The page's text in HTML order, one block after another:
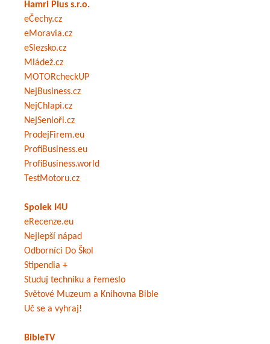
Hamri Plus s.r.o.
eČechy.cz
eMoravia.cz
eSlezsko.cz
Mládež.cz
MOTORcheckUP
NejBusiness.cz
NejChlapi.cz
NejSenioři.cz
ProdejFirem.eu
ProfiBusiness.eu
ProfiBusiness.world
TestMotoru.cz
Spolek I4U
eRecenze.eu
Nejlepší nápad
Odborníci Do Škol
Stipendia +
Studuj techniku a řemeslo
Světové Muzeum a Knihovna Bible
Uč se a vyhraj!
BibleTV